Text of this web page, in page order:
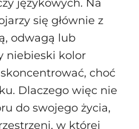
językowych. Na
się głównie z
odwagą lub
niebieski kolor
choć
Dlaczego więc nie
do swojego życia,
w której